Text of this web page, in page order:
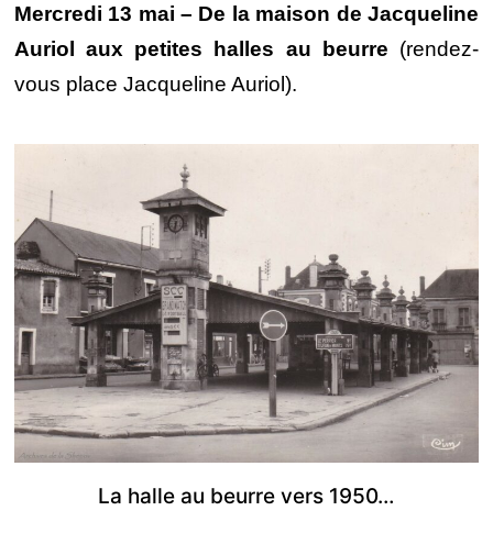
Mercredi 13 mai – De la maison de Jacqueline
Auriol aux petites halles au beurre (rendez-
vous place Jacqueline Auriol).
La halle au beurre vers 1950…